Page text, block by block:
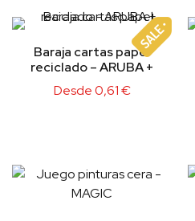
Baraja cartas papel
reciclado – ARUBA +
Desde0,61€